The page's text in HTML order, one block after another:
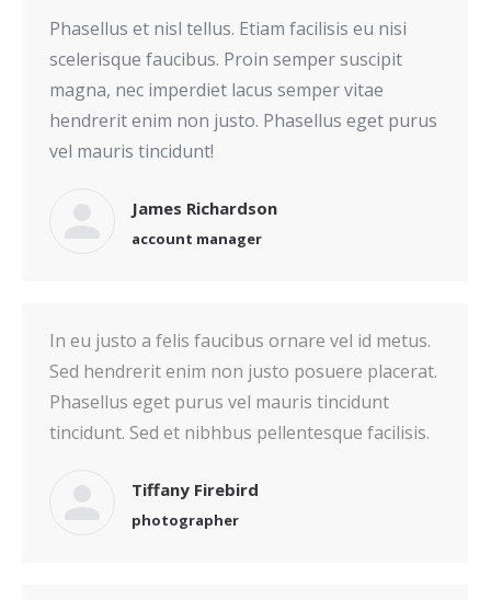
Phasellus et nisl tellus. Etiam facilisis eu nisi
scelerisque faucibus. Proin semper suscipit
magna, nec imperdiet lacus semper vitae
hendrerit enim non justo. Phasellus eget purus
vel mauris tincidunt!
James Richardson
account manager
In eu justo a felis faucibus ornare vel id metus.
Sed hendrerit enim non justo posuere placerat.
Phasellus eget purus vel mauris tincidunt
tincidunt. Sed et nibhbus pellentesque facilisis.
Tiffany Firebird
photographer